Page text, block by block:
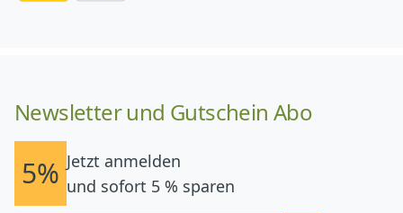
Newsletter und Gutschein Abo
5% Jetzt anmelden
und sofort 5 % sparen